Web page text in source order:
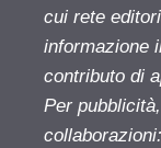
cui rete
informazione
contributo di
Per
collaborazioni: